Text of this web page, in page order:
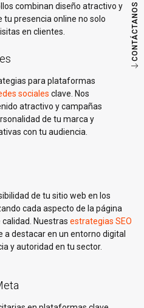
CONTÁCTANOS
combinan diseño atractivo y
presencia online no solo
en clientes.
para plataformas
sociales clave. Nos
atractivo y campañas
de tu marca y
con tu audiencia.
de tu sitio web en los
cada aspecto de la página
Nuestras estrategias SEO
destacar en un entorno digital
y autoridad en tu sector.